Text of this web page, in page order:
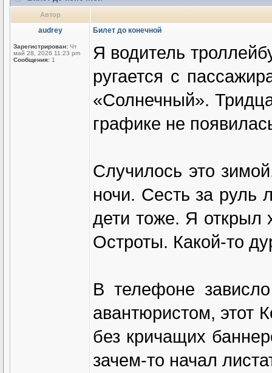
Автор
audrey
Зарегистрирован: Чт
май 28, 2026 11:23 pm
Сообщения: 1
Билет до конечной
Я водитель
ругается с
«Солнечный».
графике не
Случилось это
ночи. Сесть за
дети тоже. Я открыл
Остроты. Какой-то
В телефоне
авантюристом, этот
без кричащих
зачем-то начал